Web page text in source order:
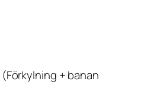
+ banan